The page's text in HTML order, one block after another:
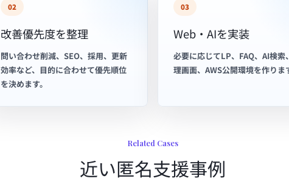
02
改善優先度を整理
問い合わせ削減、SEO、採用、更新
効率など、目的に合わせて優先順位
を決めます。
03
Web・AIを実装
必要に応じてLP、FAQ、AI検索
理画面、AWS公開環境を作りま
Related Cases
近い匿名支援事例